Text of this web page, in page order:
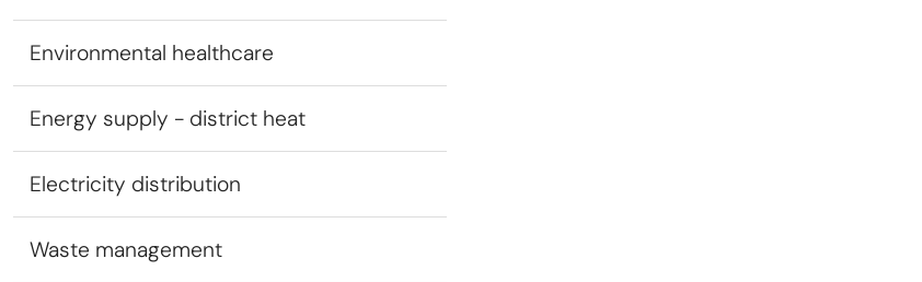
Environmental healthcare
Energy supply - district heat
Electricity distribution
Waste management